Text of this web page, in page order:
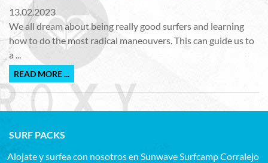
13.02.2023
We all dream about being really good surfers and learning
how to do the most radical maneouvers. This can guide us to
a ...
READ MORE ...
SURF PACKS
Alojate y surfea con nosotros en Sunwave Surfcamp Corralejo